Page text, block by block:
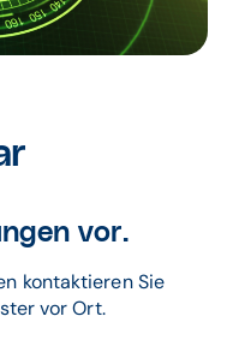
vor.
kontaktieren Sie
vor Ort.